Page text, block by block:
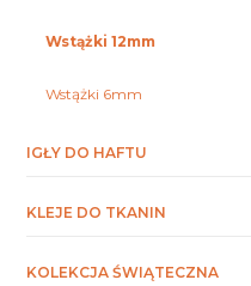
Wstążki 12mm
Wstążki 6mm
IGŁY DO HAFTU
KLEJE DO TKANIN
KOLEKCJA ŚWIĄTECZNA